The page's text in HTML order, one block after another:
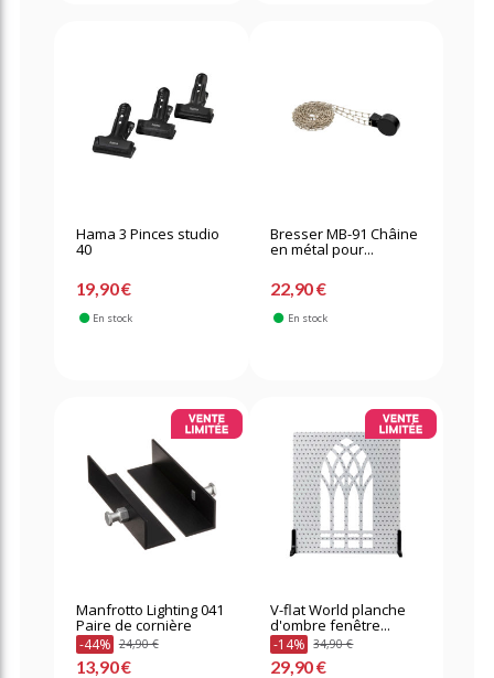
Hama 3 Pinces studio
40
19,90 €
En stock
Bresser MB-91 Châine
en métal pour...
22,90 €
En stock
Manfrotto Lighting 041
Paire de cornière
-44% 24,90 €
13,90 €
V-flat World planche
d'ombre fenêtre...
-14% 34,90 €
29,90 €